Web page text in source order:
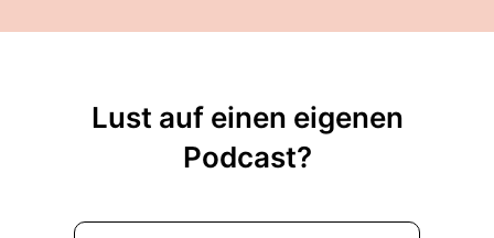
Lust auf einen eigenen
Podcast?